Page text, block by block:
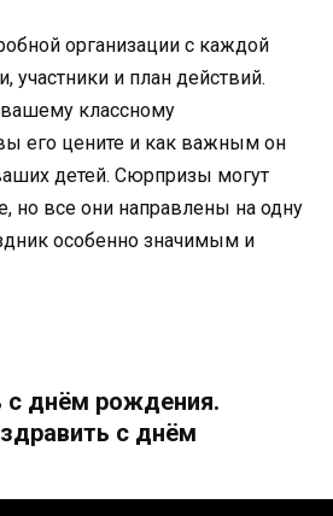
организации с каждой
участники и план действий.
классному
его цените и как важным он
детей. Сюрпризы могут
но все они направлены на одну
особенно значимым и
с днём рождения.
с днём